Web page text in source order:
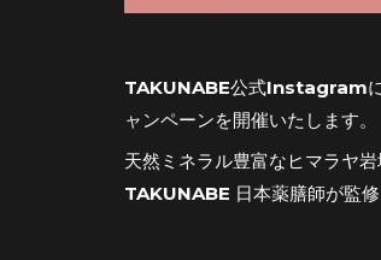
TAKUNABE公式Instagram
ャンペーンを開催いたします。
天然ミネラル豊富なヒマラヤ
TAKUNABE 日本薬膳師が監